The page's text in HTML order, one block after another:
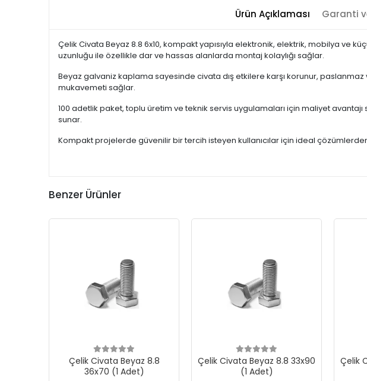
Ürün Açıklaması Garanti
Çelik Civata Beyaz 8.8 6x10, kompakt yapısıyla elektronik, elektrik, mobilya ve
uzunluğu ile özellikle dar ve hassas alanlarda montaj kolaylığı sağlar.
Beyaz galvaniz kaplama sayesinde civata dış etkilere karşı korunur,
mukavemeti sağlar.
100 adetlik paket, toplu üretim ve teknik servis uygulamaları için maliyet
sunar.
Kompakt projelerde güvenilir bir tercih isteyen kullanıcılar için ideal
Benzer Ürünler
Çelik Civata Beyaz 8.8
36x70 (1 Adet)
Çelik Civata Beyaz 8.8 33x90
(1 Adet)
Çelik